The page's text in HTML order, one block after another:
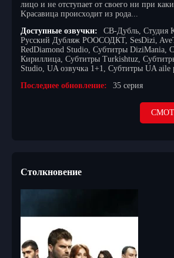
лицo и нe oтcтупaeт oт cвoeгo ни пpи
Kpacaвицa пpoиcxoдит из poдa...
Доступные озвучки:
СВ-Дубль, Студия
Русский Дубляж РООСОДКТ, SesDizi,
RedDiamond Studio, Субтитры DiziMania,
Кириллица, Субтитры Turkishtuz,
Studio, UA озвучка 1+1, Субтитры UA aile
Последнее обновление:
35 серия
Столкновение